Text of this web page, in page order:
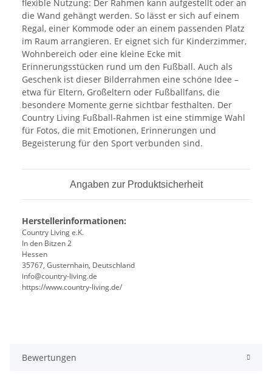
flexible Nutzung: Der Rahmen kann aufgestellt oder an
die Wand gehängt werden. So lässt er sich auf einem
Regal, einer Kommode oder an einem passenden Platz
im Raum arrangieren. Er eignet sich für Kinderzimmer,
Wohnbereich oder eine kleine Ecke mit
Erinnerungsstücken rund um den Fußball. Auch als
Geschenk ist dieser Bilderrahmen eine schöne Idee –
etwa für Eltern, Großeltern oder Fußballfans, die
besondere Momente gerne sichtbar festhalten. Der
Country Living Fußball-Rahmen ist eine stimmige Wahl
für Fotos, die mit Emotionen, Erinnerungen und
Begeisterung für den Sport verbunden sind.
Angaben zur Produktsicherheit
Herstellerinformationen:
Country Living e.K.
In den Bitzen 2
Hessen
35767, Gusternhain, Deutschland
info@country-living.de
https://www.country-living.de/
Bewertungen